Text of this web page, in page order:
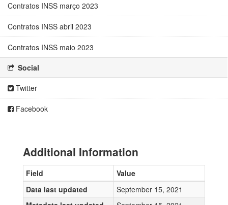
Contratos INSS março 2023
Contratos INSS abril 2023
Contratos INSS maio 2023
Social
Twitter
Facebook
Additional Information
Field
Value
Data last updated
September 15, 2021